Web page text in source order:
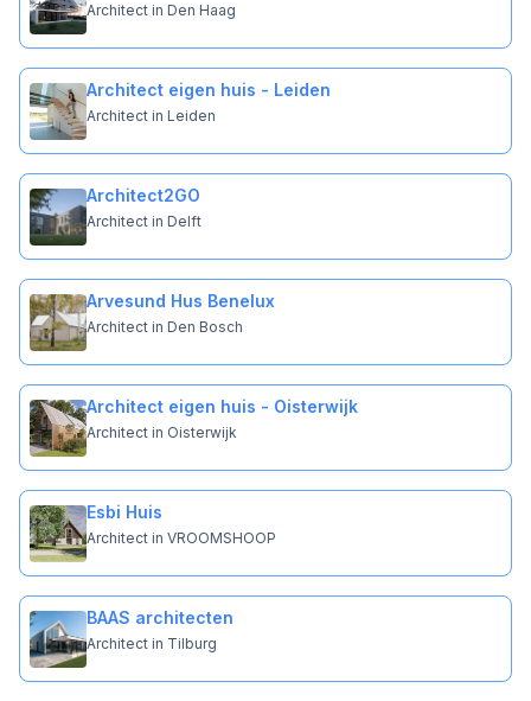
Architect in Den Haag
Architect eigen huis - Leiden
Architect in Leiden
Architect2GO
Architect in Delft
Arvesund Hus Benelux
Architect in Den Bosch
Architect eigen huis - Oisterwijk
Architect in Oisterwijk
Esbi Huis
Architect in VROOMSHOOP
BAAS architecten
Architect in Tilburg